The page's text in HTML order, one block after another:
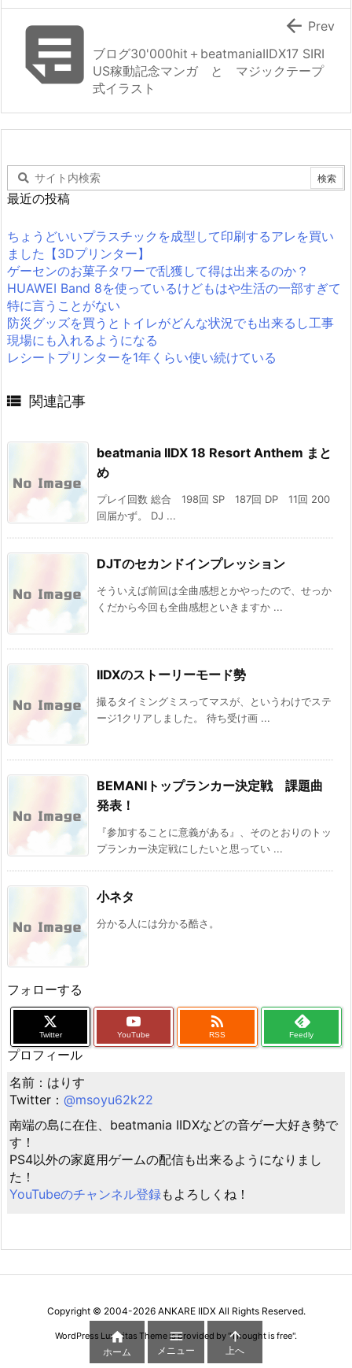
ブログ30'000hit＋beatmaniaIIDX17 SIRI
US稼動記念マンガ と マジックテープ
式イラスト
 Prev
最近の投稿
ちょうどいいプラスチックを成型して印刷するアレを買い
ました【3Dプリンター】
ゲーセンのお菓子タワーで乱獲して得は出来るのか？
HUAWEI Band 8を使っているけどもはや生活の一部すぎて
特に言うことがない
防災グッズを買うとトイレがどんな状況でも出来るし工事
現場にも入れるようになる
レシートプリンターを1年くらい使い続けている
 関連記事
beatmania IIDX 18 Resort Anthem まと
め
プレイ回数 総合 198回 SP 187回 DP 11回 200
回届かず。 DJ ...
DJTのセカンドインプレッション
そういえば前回は全曲感想とかやったので、せっか
くだから今回も全曲感想といきますか ...
IIDXのストーリーモード勢
撮るタイミングミスってマスが、というわけでステ
ージ1クリアしました。 待ち受け画 ...
BEMANIトップランカー決定戦 課題曲
発表！
『参加することに意義がある』、そのとおりのトッ
プランカー決定戦にしたいと思ってい ...
小ネタ
分かる人には分かる酷さ。
フォローする
Twitter YouTube

RSS Feedly
プロフィール
名前：はりす
Twitter： @msoyu62k22
南端の島に在住、beatmania IIDXなどの音ゲー大好き勢で
す！
PS4以外の家庭用ゲームの配信も出来るようになりまし
た！
YouTubeのチャンネル登録もよろしくね！
Copyright © 2004-2026 ANKARE IIDXAll Rights Reserved.
WordPress Luxeritas Theme is provided by "Thought is free".

ホーム

メニュー

上へ